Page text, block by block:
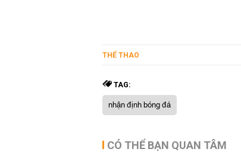
THỂ THAO
TAG:
nhận định bóng đá
CÓ THỂ BẠN QUAN TÂM